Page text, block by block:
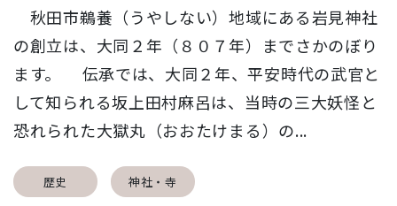
秋田市鵜養（うやしない）地域にある岩見神社
の創立は、大同２年（８０７年）までさかのぼり
ます。 伝承では、大同２年、平安時代の武官と
して知られる坂上田村麻呂は、当時の三大妖怪と
恐れられた大獄丸（おおたけまる）の...
歴史 神社・寺